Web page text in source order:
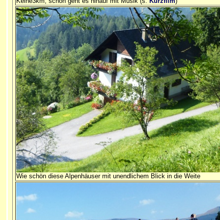
Wie schön diese Alpenhäuser mit unendlichem Blick in die Weite